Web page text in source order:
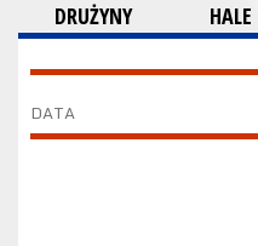
DRUŻYNY HALE
DATA